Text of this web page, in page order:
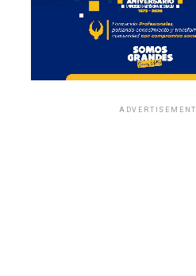
ADVERTISEMENT